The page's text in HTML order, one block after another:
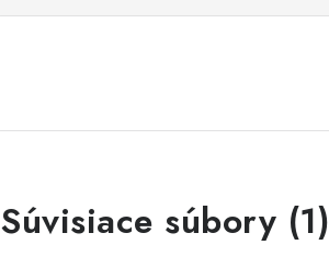
Súvisiace súbory (1)